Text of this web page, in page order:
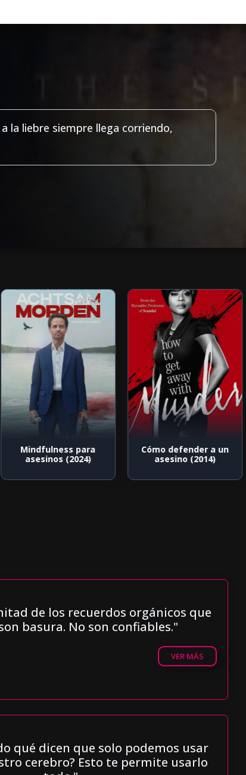
la liebre siempre llega corriendo,
Mindfulness para
asesinos (2024)
Cómo defender a un
asesino (2014)
de los recuerdos orgánicos que
basura. No son confiables."
VER MÁS
qué dicen que solo podemos usar
cerebro? Esto te permite usarlo